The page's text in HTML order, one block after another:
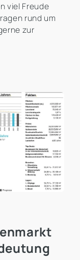
viel Freude
rund um
zur